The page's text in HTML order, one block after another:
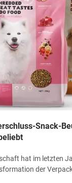
Snack-
hat im letzten
der